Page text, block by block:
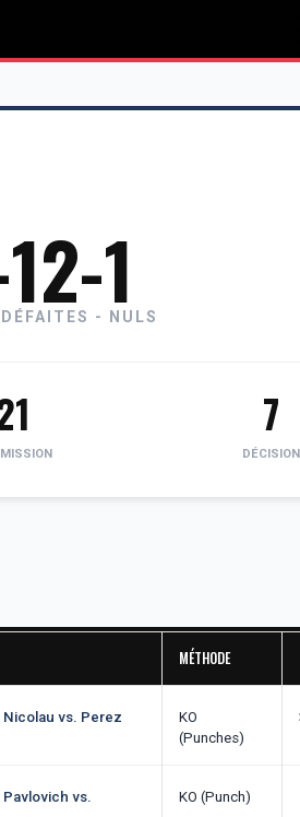
1
- NULS
7
DÉCISION
MÉTHODE
Nicolau vs. Perez
KO
(Punches)
Pavlovich vs.
KO (Punch)